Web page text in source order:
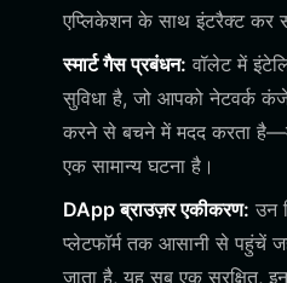
एप्लिकेशन के साथ इंटरैक्ट कर
स्मार्ट गैस प्रबंधन: वॉलेट में
सुविधा है, जो आपको नेटवर्क
करने से बचने में मदद करता
एक सामान्य घटना है।
DApp ब्राउज़र एकीकरण: उन
प्लेटफॉर्म तक आसानी से पहुंचें
जाता है, यह सब एक सुरक्षित,